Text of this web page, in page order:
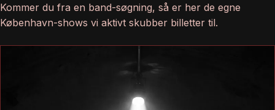
Kommer du fra en band-søgning, så er her de egne
København-shows vi aktivt skubber billetter til.